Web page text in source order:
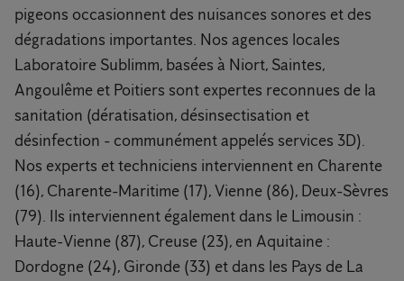
pigeons occasionnent des nuisances sonores et des
dégradations importantes. Nos agences locales
Laboratoire Sublimm, basées à Niort, Saintes,
Angoulême et Poitiers sont expertes reconnues de la
sanitation (dératisation, désinsectisation et
désinfection - communément appelés services 3D).
Nos experts et techniciens interviennent en Charente
(16), Charente-Maritime (17), Vienne (86), Deux-Sèvres
(79). Ils interviennent également dans le Limousin :
Haute-Vienne (87), Creuse (23), en Aquitaine :
Dordogne (24), Gironde (33) et dans les Pays de La